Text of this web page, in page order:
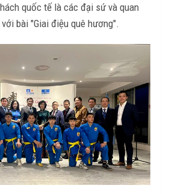
quốc tế là các đại sứ và quan
bài "Giai điệu quê hương".